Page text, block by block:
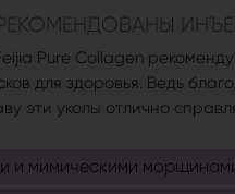
Pure Collagen
для здоровья. Ведь
эти уколы отлично
и мимическими